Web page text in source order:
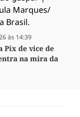
às 14:39
Pix de vice de
na mira da